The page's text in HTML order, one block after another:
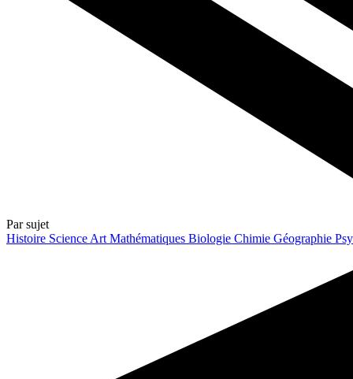
Par sujet
Histoire Science Art Mathématiques Biologie Chimie Géographie